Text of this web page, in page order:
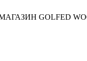
GOLFED